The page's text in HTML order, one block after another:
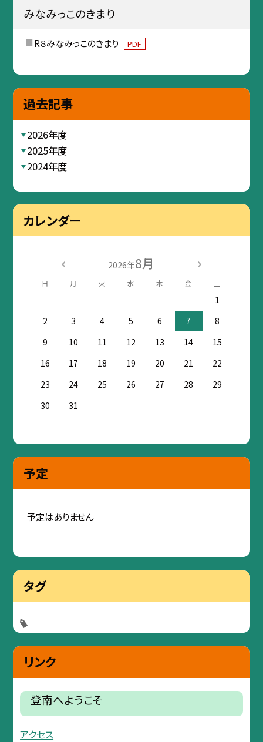
みなみっこのきまり
R８みなみっこのきまり PDF
過去記事
2026年度
2025年度
2024年度
カレンダー
2026年8月
日 月 火 水 木 金 土
1
2
3 4 5 6 7
8
9
10 11 12 13 14
15
16
17 18 19 20 21
22
23
24 25 26 27 28
29
30
31
予定
予定はありません
タグ
リンク
登南へようこそ
アクセス